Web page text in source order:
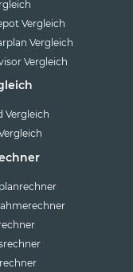
Vergleich
Vergleich
Vergleich
Vergleich